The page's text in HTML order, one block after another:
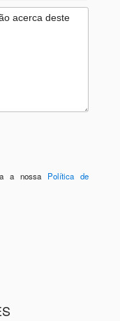
a nossa Política de